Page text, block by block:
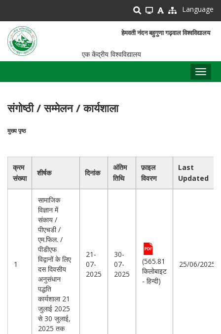
main
content
Language
हेमवती नंदन बहुगुणा गढ़वाल विश्वविद्यालय
एक केंद्रीय विश्वविद्यालय
संगोष्ठी / सम्मेलन / कार्यशाला
मुख्य पृष्ठ
क्रम
संख्या
शीर्षक दिनांक
अंतिम
तिथि
फ़ाइल
विवरण
Last
Updated
1
सामाजिक
विज्ञान में
संकाय /
पीएचडी /
एम.फिल. /
पीडीएफ
विद्वानों के लिए
दस दिवसीय
अनुसंधान
पद्धति
कार्यशाला 21
जुलाई 2025
से 30 जुलाई,
2025 तक
21-
07-
2025
30-
07-
2025
(565.81
किलोबाइट
- हिन्दी)
25/06/2025